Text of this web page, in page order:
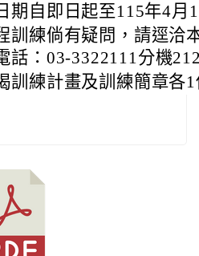
期自即日起至115年4
訓練倘有疑問，請逕洽
話：03-3322111分機
訓練計畫及訓練簡章各